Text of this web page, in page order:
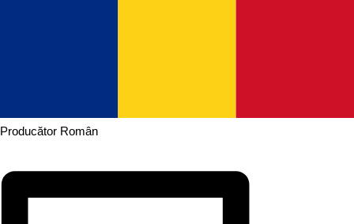
Producător Român